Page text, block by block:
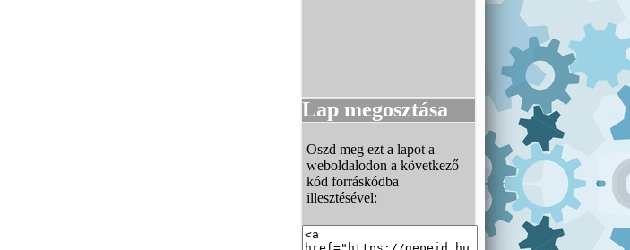
Lap megosztása
Oszd meg ezt a lapot a
weboldalodon a következő
kód forráskódba
illesztésével: